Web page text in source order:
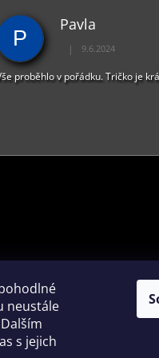
neustále
s jejich
P
Pavla
Hodnocení obchodu
| 9.6.2024
proběhlo v pořádku. Tričko je